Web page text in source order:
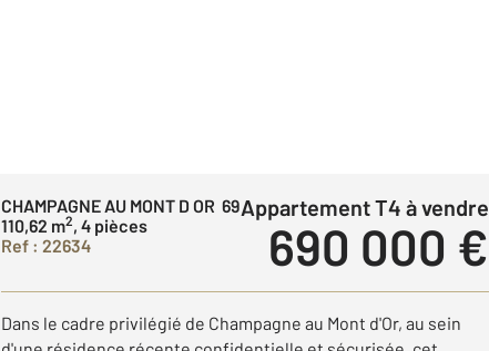
CHAMPAGNE AU MONT D OR 69
110,62 m2, 4 pièces
Ref : 22634
Appartement T4 à vendre
690 000 €
Dans le cadre privilégié de Champagne au Mont d'Or, au sein